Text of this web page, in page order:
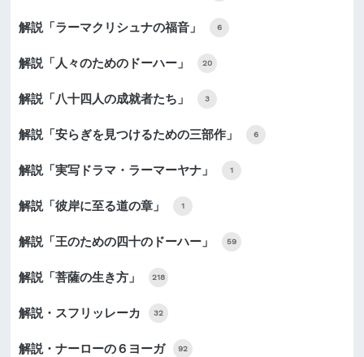
解説「ラーマクリシュナの福音」 6
解説「人々のためのドーハー」 20
解説「八十四人の成就者たち」 3
解説「安らぎを見つけるための三部作」 6
解説「実写ドラマ・ラーマーヤナ」 1
解説「彼岸に至る道の章」 1
解説「王のための四十のドーハー」 59
解説「菩薩の生き方」 218
解説・スフリッレーカ 32
解説・ナーローの６ヨーガ 92